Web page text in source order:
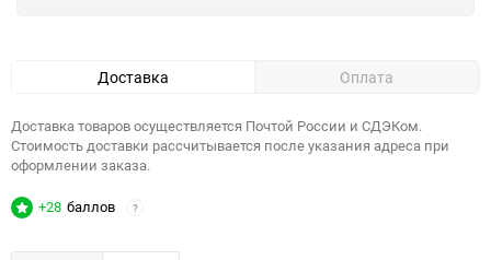
Доставка Оплата
Доставка товаров осуществляется Почтой России и СДЭКом.
Стоимость доставки рассчитывается после указания адреса при
оформлении заказа.
+28 баллов ?